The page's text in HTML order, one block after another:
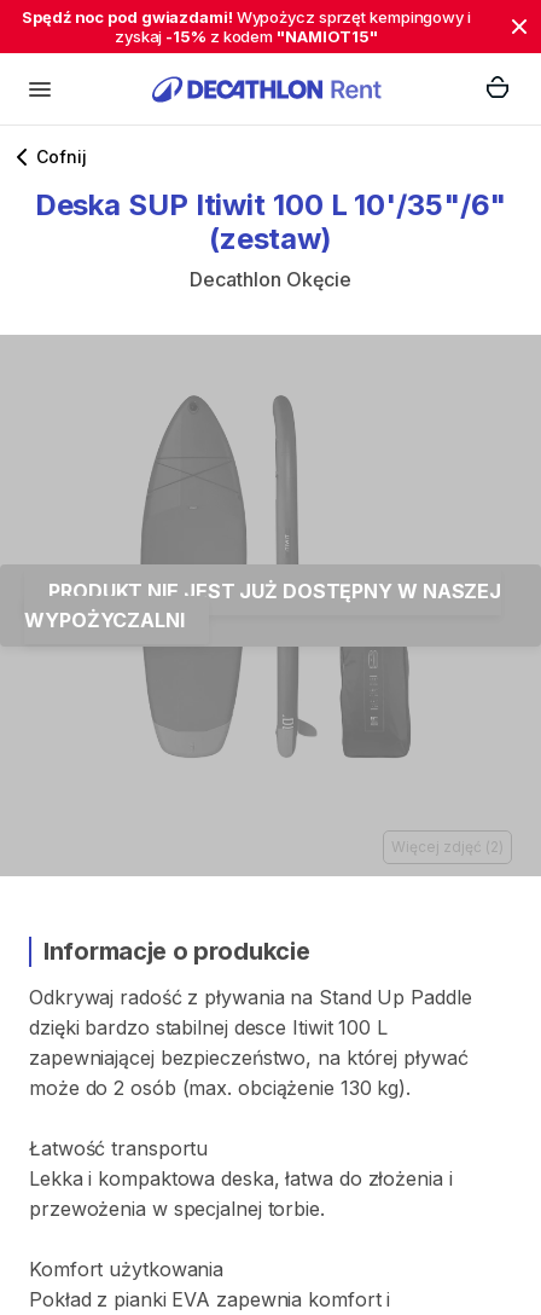
Spędź noc pod gwiazdami! Wypożycz sprzęt kempingowy i
zyskaj -15% z kodem "NAMIOT15"
Cofnij
Deska SUP Itiwit 100 L 10'​/​35"​/​6"
(zestaw)
Decathlon Okęcie
PRODUKT NIE JEST JUŻ DOSTĘPNY W NASZEJ
WYPOŻYCZALNI
Więcej zdjęć (2 )
Informacje o produkcie
Odkrywaj radość z pływania na Stand Up Paddle
dzięki bardzo stabilnej desce Itiwit 100 L
zapewniającej bezpieczeństwo​​,​ na której pływać
może do 2 osób (max. obciążenie 130 kg).
Łatwość transportu
Lekka i kompaktowa deska​​,​ łatwa do złożenia i
przewożenia w specjalnej torbie.
Komfort użytkowania
Pokład z pianki EVA zapewnia komfort i